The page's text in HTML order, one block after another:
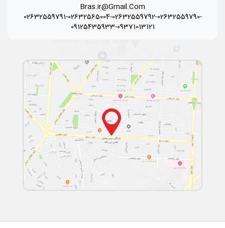
Bras.ir@Gmail.Com
02632559791-02632565004-02632559792-02632559790-
09125435933-09371013121